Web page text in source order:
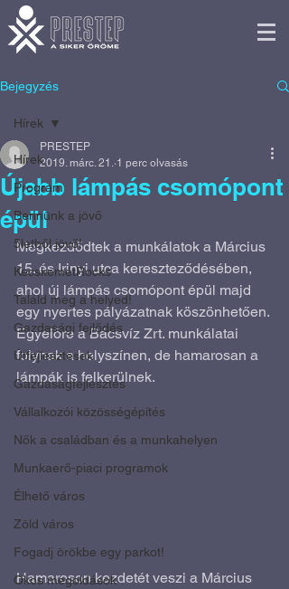
Bejegyzés
Hírek
Program
Bennünk a jövő
5letből jövő!
KecskemétRocks
Találd meg a helyed!
Gazdasági fejlődés
Útfejlesztések
Gazdaságfejlesztés
Vállalkozói közösségépítés
Nők a családban és a munkahelyen
Munkaerő-piaci programok
Élhető város
Zöld város
Fogadj örökbe egy parkot!
Okos megoldások
Hírek
Újabb lámpás csomópont
épül
PRESTEP
2019. márc. 21. 1 perc olvasás
Megkezdődtek a munkálatok a Március
15. és Irinyi utca kereszteződésében,
ahol új lámpás csomópont épül majd
egy nyertes pályázatnak köszönhetően.
Egyelőre a Bácsvíz Zrt. munkálatai
folynak a helyszínen, de hamarosan a
lámpák is felkerülnek.
Hamaroson kezdetét veszi a Március